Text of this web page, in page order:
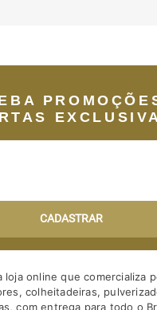
CADASTRAR
loja online que comercializa
colheitadeiras,
com entrega para todo o